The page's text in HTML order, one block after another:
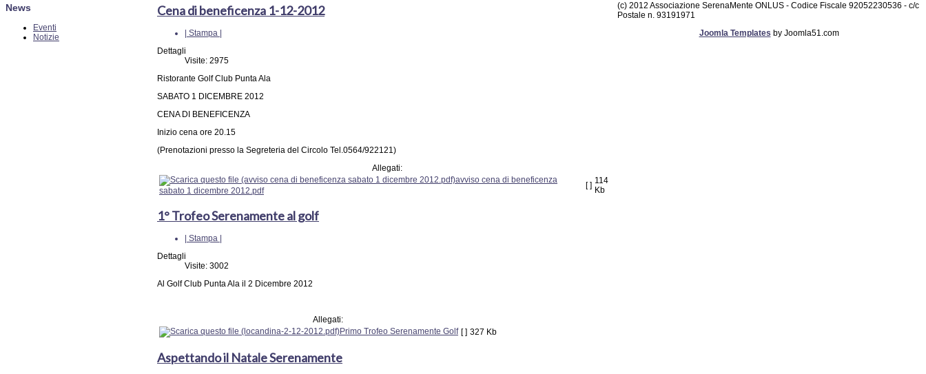
News
Eventi
Notizie
Cena di beneficenza 1-12-2012
| Stampa |
Dettagli
Visite: 2975
Ristorante Golf Club Punta Ala
SABATO 1 DICEMBRE 2012
CENA DI BENEFICENZA
Inizio cena ore 20.15
(Prenotazioni presso la Segreteria del Circolo Tel.0564/922121)
Allegati:
avviso cena di beneficenza
sabato 1 dicembre 2012.pdf
[ ] 114
Kb
1° Trofeo Serenamente al golf
| Stampa |
Dettagli
Visite: 3002
Al Golf Club Punta Ala il 2 Dicembre 2012
Allegati:
Primo Trofeo Serenamente Golf [ ] 327 Kb
Aspettando il Natale Serenamente
(c) 2012 Associazione SerenaMente ONLUS - Codice Fiscale 92052230536 - c/c
Postale n. 93191971
Joomla Templates by Joomla51.com